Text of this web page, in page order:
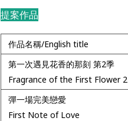
提案作品
作品名稱/English title
第一次遇見花香的那刻 第2季
Fragrance of the First Flower 2
彈一場完美戀愛
First Note of Love